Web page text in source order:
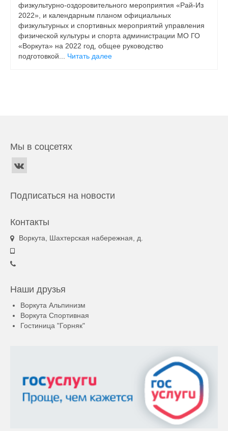
физкультурно-оздоровительного мероприятия «Рай-Из
2022», и календарным планом официальных
физкультурных и спортивных мероприятий управления
физической культуры и спорта администрации МО ГО
«Воркута» на 2022 год, общее руководство
подготовкой... Читать далее
Мы в соцсетях
Подписаться на новости
Контакты
Воркута, Шахтерская набережная, д.
Наши друзья
Воркута Альпинизм
Воркута Спортивная
Гостиница "Горняк"